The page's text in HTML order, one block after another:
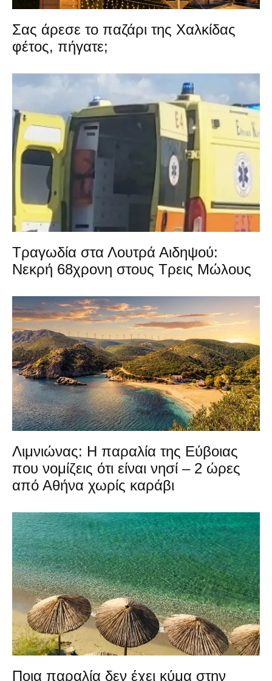
Σας άρεσε το παζάρι της Χαλκίδας
φέτος, πήγατε;
Τραγωδία στα Λουτρά Αιδηψού:
Νεκρή 68χρονη στους Τρεις Μώλους
Λιμνιώνας: Η παραλία της Εύβοιας
που νομίζεις ότι είναι νησί – 2 ώρες
από Αθήνα χωρίς καράβι
Ποια παραλία δεν έχει κύμα στην